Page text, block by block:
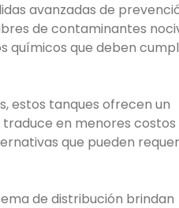
avanzadas de
de contaminantes
químicos que deben
estos tanques ofrecen un
en menores costos
que pueden
de distribución brindan